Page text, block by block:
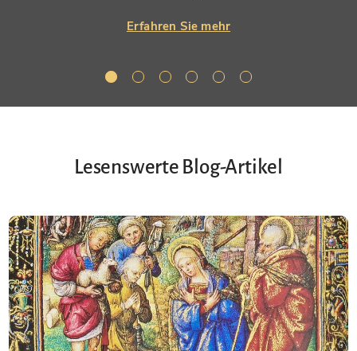
Erfahren Sie mehr
Lesenswerte Blog-Artikel